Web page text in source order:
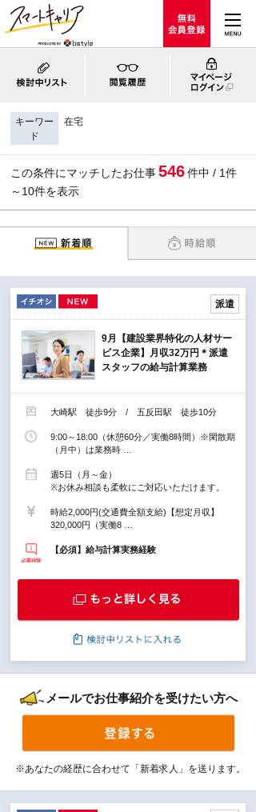
キーワー
ド
在宅
この条件にマッチしたお仕事546件中 / 1件
～10件を表示
派遣
9月【建設業界特化の人材サー
ビス企業】月収32万円＊派遣
スタッフの給与計算業務
大崎駅 徒歩9分 / 五反田駅 徒歩10分
9:00～18:00（休憩60分／実働8時間）※閑散期
（月中）は業務時 …
週5日（月～金）
※お休み相談も柔軟にご対応いただけます。
時給2,000円(交通費全額支給)【想定月収】
320,000円（実働8 …
【必須】給与計算実務経験
メールでお仕事紹介を受けたい方へ
※あなたの経歴に合わせて「新着求人」を送ります。